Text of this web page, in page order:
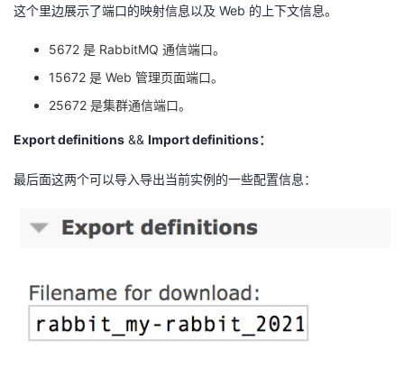
这个里边展示了端口的映射信息以及 Web 的上下文信息。
5672 是 RabbitMQ 通信端口。
15672 是 Web 管理页面端口。
25672 是集群通信端口。
Export definitions && Import definitions：
最后面这两个可以导入导出当前实例的一些配置信息：